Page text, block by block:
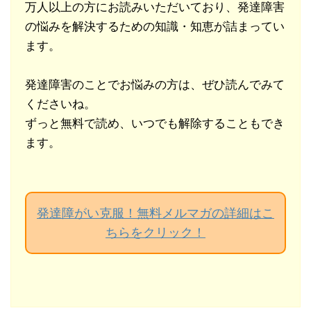
万人以上の方にお読みいただいており、発達障害
の悩みを解決するための知識・知恵が詰まってい
ます。
発達障害のことでお悩みの方は、ぜひ読んでみて
くださいね。
ずっと無料で読め、いつでも解除することもでき
ます。
発達障がい克服！無料メルマガの詳細はこ
ちらをクリック！